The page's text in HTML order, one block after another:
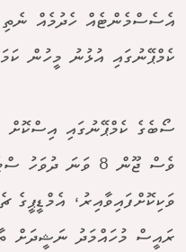
އެސެސްމެންޓެއް ހެދުމެއް
ކެމްޕޭނުގައި އުޅުނު މީހުން
ސޯބެގެ ކެމްޕޭނުގައި އިސްކޮށް
ވެސް ޖޫން 8 ވަނަ
ވަކިކޮށްފައިވާއިރު،
ރައީސް މުހައްމަދު ނަޝީދަށް